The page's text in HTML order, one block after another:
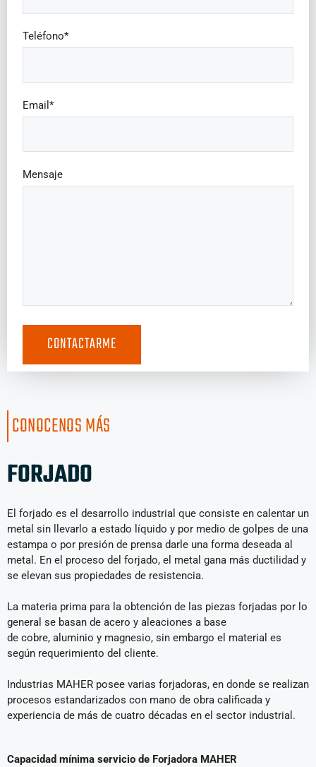
CONOCENOS MÁS
FORJADO
El forjado es el desarrollo industrial que consiste en calentar un
metal sin llevarlo a estado líquido y por medio de golpes de una
estampa o por presión de prensa darle una forma deseada al
metal. En el proceso del forjado, el metal gana más ductilidad y
se elevan sus propiedades de resistencia.
La materia prima para la obtención de las piezas forjadas por lo
general se basan de acero y aleaciones a base
de cobre, aluminio y magnesio, sin embargo el material es
según requerimiento del cliente.
Industrias MAHER posee varias forjadoras, en donde se realizan
procesos estandarizados con mano de obra calificada y
experiencia de más de cuatro décadas en el sector industrial.
Capacidad mínima servicio de Forjadora MAHER
Teléfono*
Email*
Mensaje